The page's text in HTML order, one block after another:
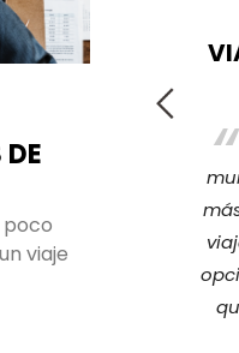
viaje
que nos hace
Y no solo a
sino
familias y
en casa.